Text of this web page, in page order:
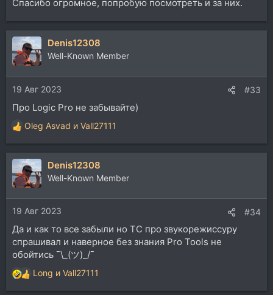
Спасибо огромное, попробую посмотреть и за них.
Denis12308
Well-Known Member
19 Авг 2023 #33
Про Logic Pro не забывайте)
Р
е
а
к
ц
и
и
:
Oleg Asvad и Vall27111
Denis12308
Well-Known Member
19 Авг 2023 #34
Да и как то все забыли но ТС про звукорежиссуру
спрашивал и наверное без знания Pro Tools не
обойтись ¯\_(ツ)_/¯
Р
е
Long и Vall27111